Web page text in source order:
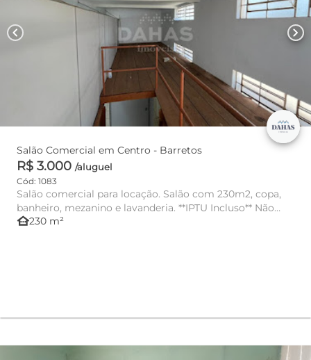
chevron_left chevron_right
Salão Comercial em Centro - Barretos
R$ 3.000 /aluguel
Cód: 1083
Salão comercial para locação. Salão com 230m2, copa,
banheiro, mezanino e lavanderia. **IPTU Incluso** Não
perca esta op...
other_houses230 m²